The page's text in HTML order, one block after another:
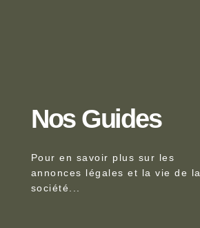
Nos Guides
Pour en savoir plus sur les
annonces légales et la vie de la
société...